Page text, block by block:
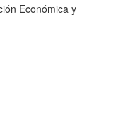
Económica y